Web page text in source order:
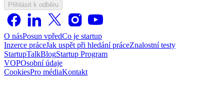
Přihlásit k odběru
O násPosun vpředCo je startup
Inzerce práceJak uspět při hledání práceZnalostní testy
StartupTalkBlogStartup Program
VOPOsobní údaje
CookiesPro médiaKontakt